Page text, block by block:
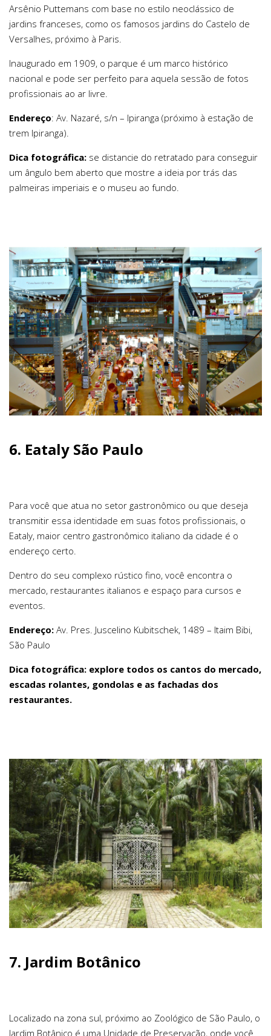
Arsênio Puttemans com base no estilo neoclássico de
jardins franceses, como os famosos jardins do Castelo de
Versalhes, próximo à Paris.
Inaugurado em 1909, o parque é um marco histórico
nacional e pode ser perfeito para aquela sessão de fotos
profissionais ao ar livre.
Endereço: Av. Nazaré, s/n – Ipiranga (próximo à estação de
trem Ipiranga).
Dica fotográfica: se distancie do retratado para conseguir
um ângulo bem aberto que mostre a ideia por trás das
palmeiras imperiais e o museu ao fundo.
6. Eataly São Paulo
Para você que atua no setor gastronômico ou que deseja
transmitir essa identidade em suas fotos profissionais, o
Eataly, maior centro gastronômico italiano da cidade é o
endereço certo.
Dentro do seu complexo rústico fino, você encontra o
mercado, restaurantes italianos e espaço para cursos e
eventos.
Endereço: Av. Pres. Juscelino Kubitschek, 1489 – Itaim Bibi,
São Paulo
Dica fotográfica: explore todos os cantos do mercado,
escadas rolantes, gondolas e as fachadas dos
restaurantes.
7. Jardim Botânico
Localizado na zona sul, próximo ao Zoológico de São Paulo, o
Jardim Botânico é uma Unidade de Preservação, onde você